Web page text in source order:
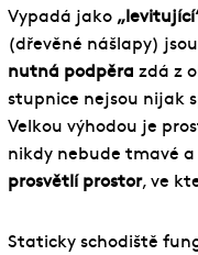
Vypadá jako
(dřevěné nášlapy)
nutná podpěra zdá z
stupnice nejsou nijak
Velkou výhodou je
nikdy nebude tmavé
prosvětlí prostor, ve
Staticky schodiště